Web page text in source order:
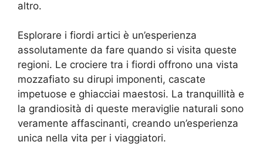
altro.
Esplorare i fiordi artici è un’esperienza
assolutamente da fare quando si visita queste
regioni. Le crociere tra i fiordi offrono una vista
mozzafiato su dirupi imponenti, cascate
impetuose e ghiacciai maestosi. La tranquillità e
la grandiosità di queste meraviglie naturali sono
veramente affascinanti, creando un’esperienza
unica nella vita per i viaggiatori.